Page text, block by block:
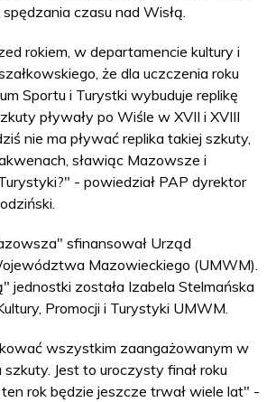
czasu nad Wisłą.
rokiem, w departamencie kultury i
że dla uczczenia roku
Sportu i Turystki wybuduje replikę
pływały po Wiśle w XVII i XVIII
nie ma pływać replika takiej szkuty,
sławiąc Mazowsze i
- powiedział PAP dyrektor
sfinansował Urząd
Mazowieckiego (UMWM).
jednostki została Izabela Stelmańska
Promocji i Turystyki UMWM.
wszystkim zaangażowanym w
Jest to uroczysty finał roku
ten rok będzie jeszcze trwał wiele lat" -